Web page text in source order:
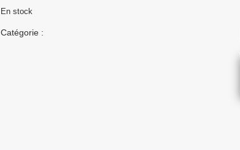
En stock
Catégorie :